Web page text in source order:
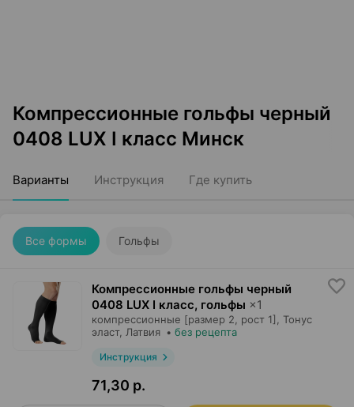
Компрессионные гольфы черный
0408 LUX I класс Минск
Варианты Инструкция Где купить
Все формы Гольфы
Компрессионные гольфы черный
0408 LUX I класс, гольфы ×1
компрессионные [размер 2, рост 1],
Тонус
эласт, Латвия • без рецепта
Инструкция
71,30 р.